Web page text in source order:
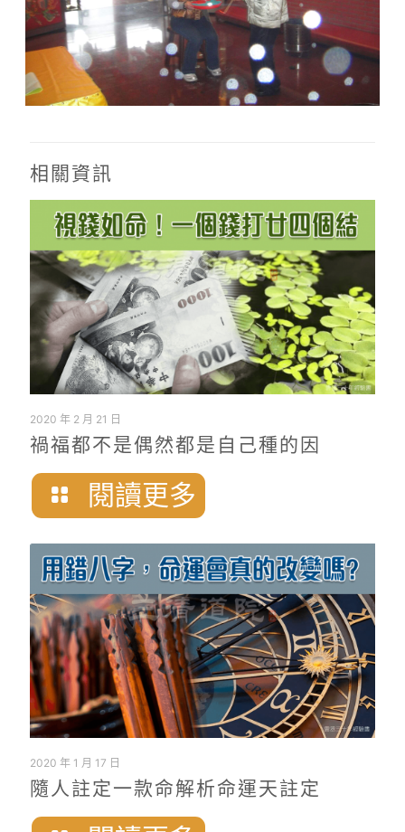
相關資訊
2020 年 2 月 21 日
禍福都不是偶然都是自己種的因
閱讀更多
2020 年 1 月 17 日
隨人註定一款命解析命運天註定